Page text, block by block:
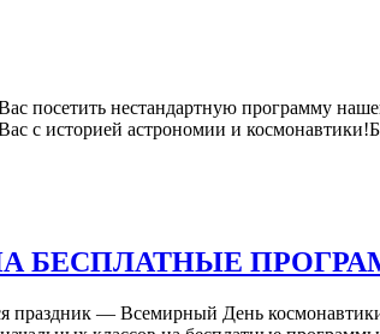
посетить нестандартную программу
с историей астрономии и
БЕСПЛАТНЫЕ
праздник — Всемирный День